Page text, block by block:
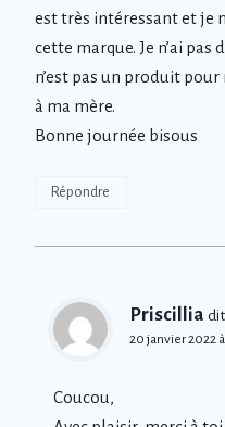
est très intéressant et je
cette marque. Je n’ai
n’est pas un produit
à ma mère.
Bonne journée bisous
Répondre
Priscillia dit
20 janvier 2022
Coucou,